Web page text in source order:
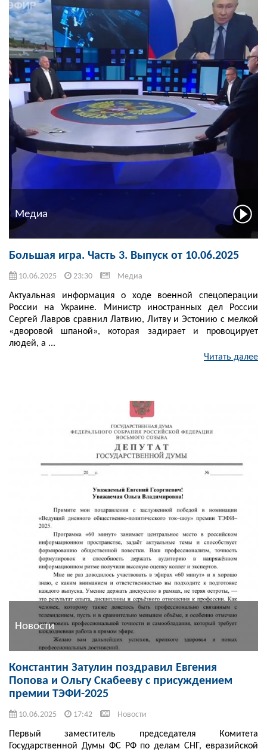
Медиа
Большая игра. Часть 3. Выпуск от 10.06.2025
10.06.2025 23:30 Медиа
Актуальная информация о ходе военной спецоперации
России на Украине. Министр иностранных дел России
Сергей Лавров сравнил Латвию, Литву и Эстонию с мелкой
«дворовой шпаной», которая задирает и провоцирует
людей, а ...
Читать далее
Новости
Константин Затулин поздравил Евгения
Попова и Ольгу Скабееву с присуждением
премии ТЭФИ-2025
10.06.2025 17:42 Новости
Первый заместитель председателя Комитета
Государственной Думы ФС РФ по делам СНГ, евразийской